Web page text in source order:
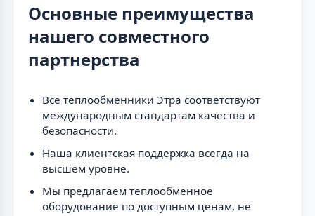
Основные преимущества
нашего совместного
партнерства
Все теплообменники Этра соответствуют
международным стандартам качества и
безопасности.
Наша клиентская поддержка всегда на
высшем уровне.
Мы предлагаем теплообменное
оборудование по доступным ценам, не